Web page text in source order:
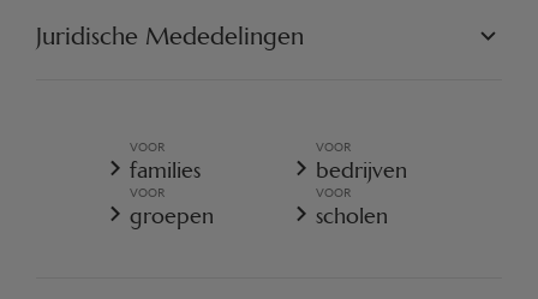
DE PROJECTEN
ENGAGEER U
Juridische Mededelingen
ALGEMENE VERKOOPSVOORWAARDEN - RESORT
COOKIES-BELEID
REGLEMENT VAN PAIRI DAIZA
VERZEKERINGSVOORWAARDEN ANNULATIE
VOOR
families
VOOR
bedrijven
VOOR
groepen
VOOR
scholen